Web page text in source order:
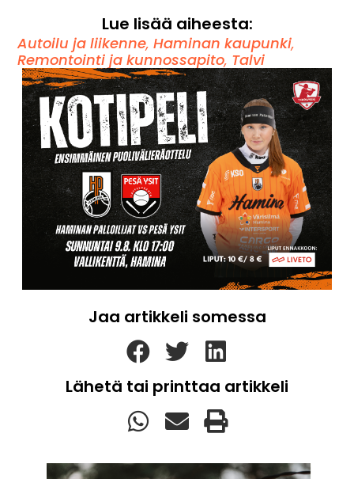
Lue lisää aiheesta:
Autoilu ja liikenne,Haminan kaupunki,
Remontointi ja kunnossapito, Talvi
Jaa artikkeli somessa
Lähetä tai printtaa artikkeli